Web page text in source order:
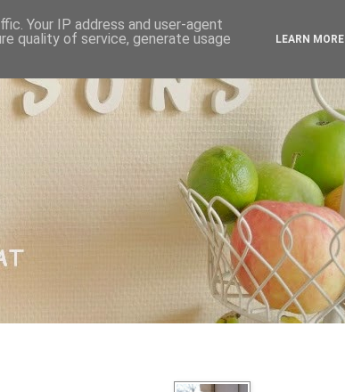
Your IP address and user-agent
quality of service, generate usage
LEARN MORE